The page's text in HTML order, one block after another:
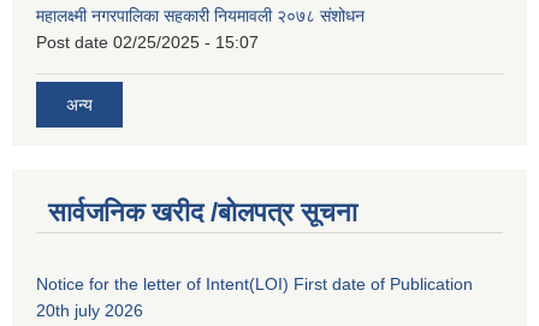
महालक्ष्मी नगरपालिका सहकारी नियमावली २०७८ संशोधन
Post date 02/25/2025 - 15:07
अन्य
सार्वजनिक खरीद /बोलपत्र सूचना
Notice for the letter of Intent(LOI) First date of Publication
20th july 2026